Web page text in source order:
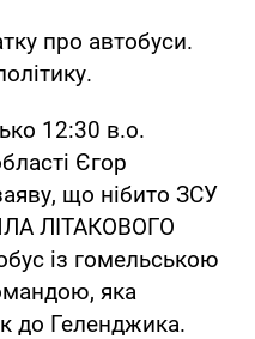
про автобуси.
12:30 в.о.
Єгор
що нібито ЗСУ
ЛІТАКОВОГО
із гомельською
яка
до Геленджика.